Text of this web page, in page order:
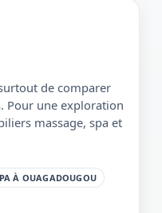
de comparer
Pour une exploration
massage, spa et
À OUAGADOUGOU